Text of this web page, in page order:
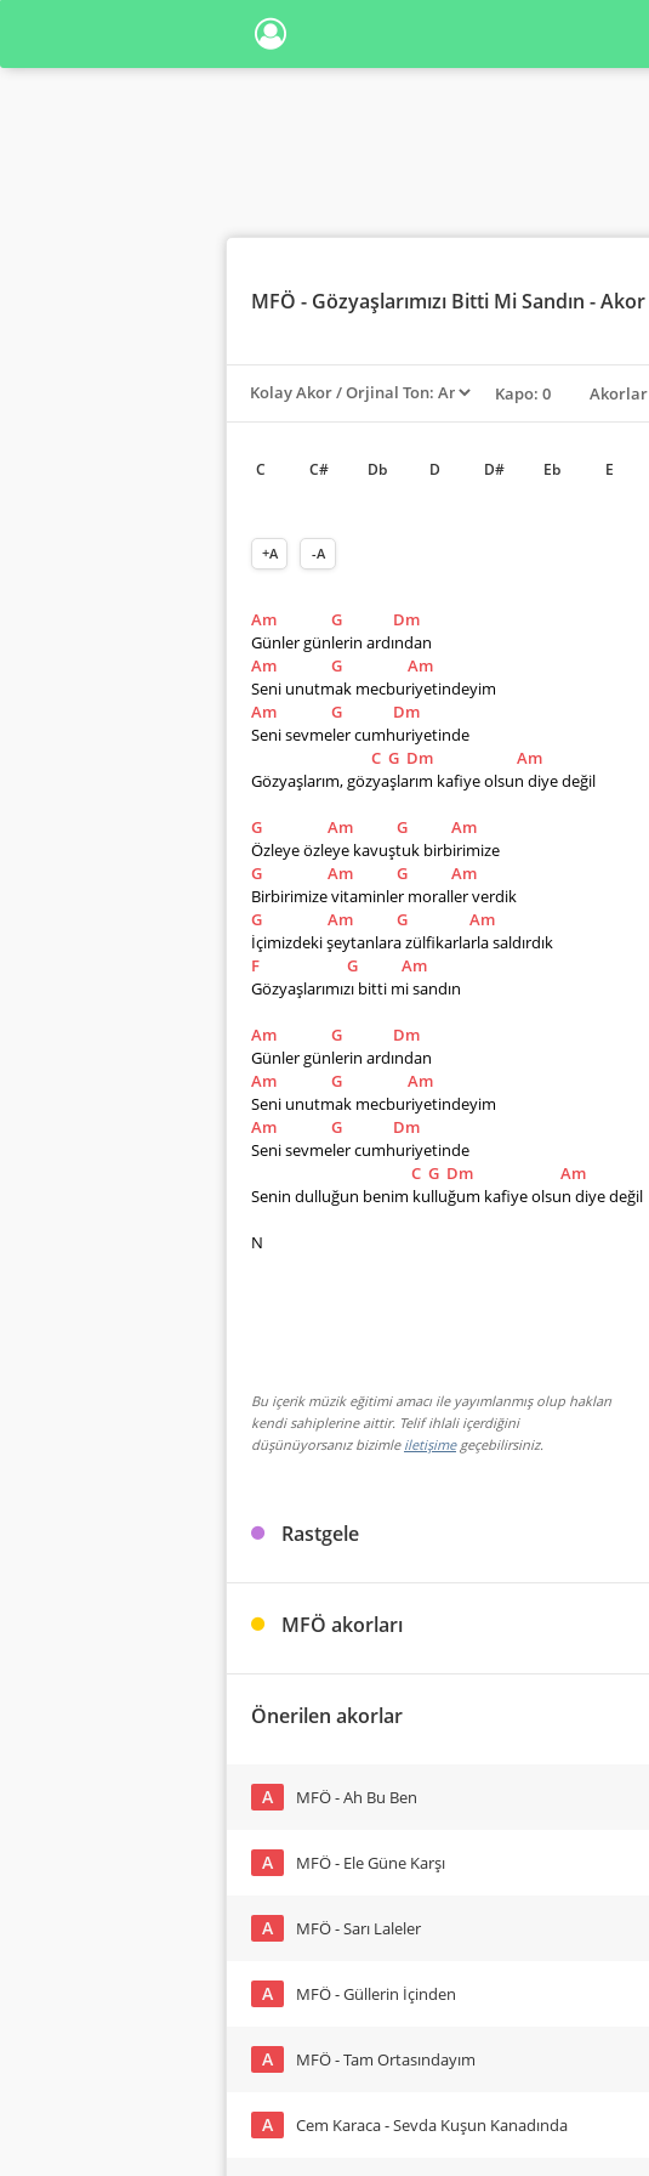
MFÖ - Gözyaşlarımızı Bitti Mi Sandın - Akor
Kapo: 0 Akorlar
C C# Db D D# Eb E
+A -A
Am G
Dm
Günler günlerin ardından
Am
G
Am
Seni unutmak mecburiyetindeyim
Am
G
Dm
Seni sevmeler cumhuriyetinde
C G Dm
Am
Gözyaşlarım, gözyaşlarım kafiye olsun diye değil
G Am G
Am
Özleye özleye kavuştuk birbirimize
G
Am G
Am
Birbirimize vitaminler moraller verdik
G
Am G
Am
İçimizdeki şeytanlara zülfikarlarla saldırdık
F
G
Am
Gözyaşlarımızı bitti mi sandın
Am G
Dm
Günler günlerin ardından
Am
G
Am
Seni unutmak mecburiyetindeyim
Am
G
Dm
Seni sevmeler cumhuriyetinde
C G Dm
Am
Senin dulluğun benim kulluğum kafiye olsun diye değil
N
Bu içerik müzik eğitimi amacı ile yayımlanmış olup hakları
kendi sahiplerine aittir. Telif ihlali içerdiğini
düşünüyorsanız bizimle iletişimegeçebilirsiniz.
Rastgele
MFÖ akorları
Önerilen akorlar
A MFÖ - Ah Bu Ben
A MFÖ - Ele Güne Karşı
A MFÖ - Sarı Laleler
A MFÖ - Güllerin İçinden
A MFÖ - Tam Ortasındayım
A Cem Karaca - Sevda Kuşun Kanadında